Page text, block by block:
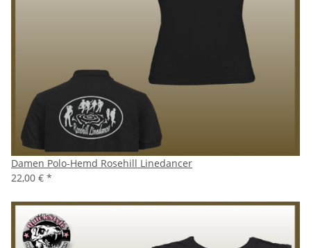
Damen Polo-Hemd Rosehill Linedancer
22,00 € *